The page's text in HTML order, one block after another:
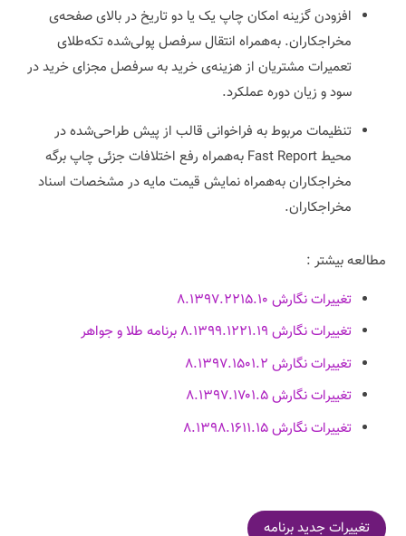
افزودن گزینه امکان چاپ یک یا دو تاریخ در بالای صفحه‌ی
مخراجکاران. به‌همراه انتقال سرفصل پولی‌شده تکه‌طلای
تعمیرات مشتریان از هزینه‌ی خرید به سرفصل مجزای خرید در
سود و زیان دوره عملکرد.
تنظیمات مربوط به فراخوانی قالب از پیش‌ طراحی‌شده در
محیط Fast Report به‌همراه رفع اختلافات جزئی چاپ برگه
مخراجکاران به‌همراه نمایش قیمت مایه در مشخصات اسناد
مخراجکاران.
مطالعه بیشتر :
تغییرات نگارش ۸.۱۳۹۷.۲۲۱۵.۱۰
تغییرات نگارش ۸.۱۳۹۹.۱۲۲۱.۱۹ برنامه طلا و جواهر
تغییرات نگارش ۸.۱۳۹۷.۱۵۰۱.۲
تغییرات نگارش ۸.۱۳۹۷.۱۷۰۱.۵
تغییرات نگارش ۸.۱۳۹۸.۱۶۱۱.۱۵
تغییرات جدید برنامه